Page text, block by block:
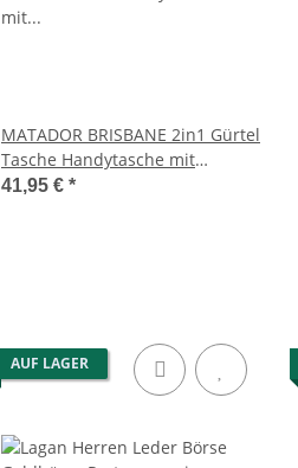
MATADOR BRISBANE 2in1 Gürtel
Tasche Handytasche mit
Geldbörse 6.9 Zoll Schwarz
41,95 € *
AUF LAGER